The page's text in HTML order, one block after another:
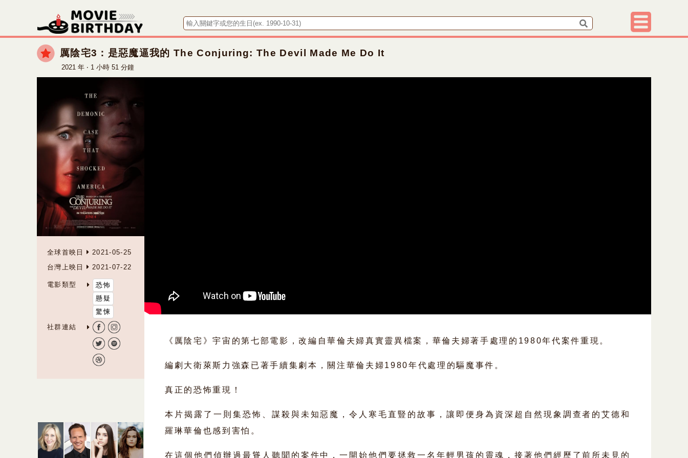
厲陰宅3：是惡魔逼我的 The Conjuring: The Devil Made Me Do It
2021 年 ‧ 1 小時 51 分鐘
全球首映日
2021-05-25
台灣上映日
2021-07-22
電影類型
恐怖
懸疑
驚悚
社群連結
《厲陰宅》宇宙的第七部電影，改編自華倫夫婦​真實靈異檔案，華倫夫婦著手處理的1980年代案件重現。
編劇大衛萊斯力強森已著手續集劇本，關注華倫夫婦1980年代處理的驅魔事件。
真正的恐怖重現！
本片揭露了一則集恐怖、謀殺與未知惡魔，令人寒毛直豎的故事，讓即便身為資深超自然現象調查者的艾德和
羅琳華倫也感到害怕。
在這個他們偵辦過最聳人聽聞的案件中，一開始他們要拯救一名年輕男孩的靈魂，接著他們經歷了前所未見的